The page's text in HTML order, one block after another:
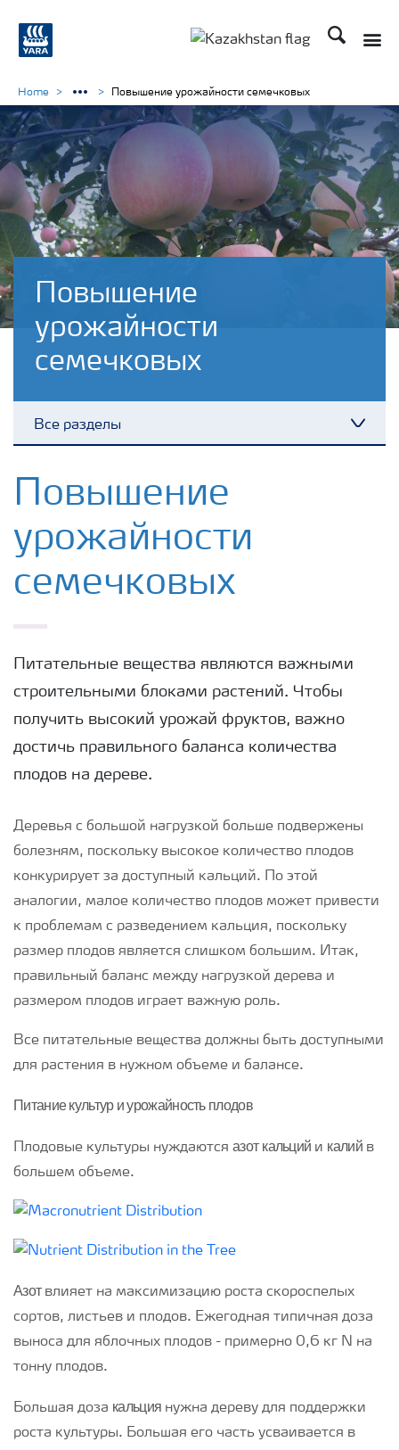
Поиск
Повышение
урожайности
семечковых
Все разделы
Удобрения Yara
Культуры
Инструменты и сервисы
Home Повышение урожайности семечковых
Повышение
урожайности
семечковых
Питательные вещества являются важными
строительными блоками растений. Чтобы
получить высокий урожай фруктов, важно
достичь правильного баланса количества
плодов на дереве.
Деревья с большой нагрузкой больше подвержены
болезням, поскольку высокое количество плодов
конкурирует за доступный кальций. По этой
аналогии, малое количество плодов может привести
к проблемам с разведением кальция, поскольку
размер плодов является слишком большим. Итак,
правильный баланс между нагрузкой дерева и
размером плодов играет важную роль.
Все питательные вещества должны быть доступными
для растения в нужном объеме и балансе.
Питание культур и урожайность плодов
Плодовые культуры нуждаются азот кальций и калийв
большем объеме.
Азотвлияет на максимизацию роста скороспелых
сортов, листьев и плодов. Ежегодная типичная доза
выноса для яблочных плодов - примерно 0,6 кг N на
тонну плодов.
Большая доза кальция нужна дереву для поддержки
роста культуры. Большая его часть усваивается в